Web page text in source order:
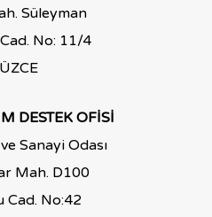
Süleyman
No: 11/4
DESTEK OFİSİ
Sanayi Odası
Mah. D100
Cad. No:42